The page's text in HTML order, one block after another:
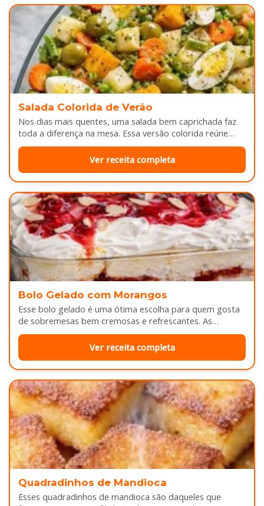
Salada Colorida de Verão
Nos dias mais quentes, uma salada bem caprichada faz
toda a diferença na mesa. Essa versão colorida reúne
legumes cozidos…
Ver receita completa
Bolo Gelado com Morangos
Esse bolo gelado é uma ótima escolha para quem gosta
de sobremesas bem cremosas e refrescantes. As
camadas de massa…
Ver receita completa
Quadradinhos de Mandioca
Esses quadradinhos de mandioca são daqueles que